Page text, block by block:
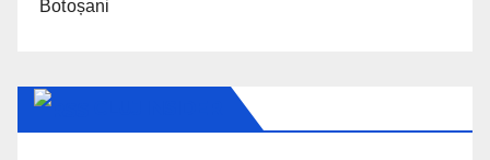
Botoșani